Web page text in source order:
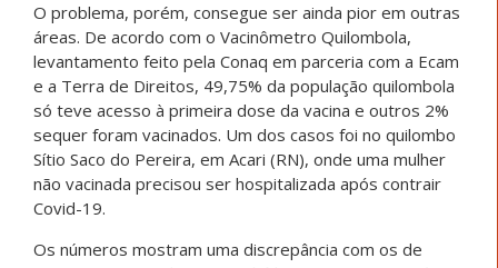
O problema, porém, consegue ser ainda pior em outras
áreas. De acordo com o Vacinômetro Quilombola,
levantamento feito pela Conaq em parceria com a Ecam
e a Terra de Direitos, 49,75% da população quilombola
só teve acesso à primeira dose da vacina e outros 2%
sequer foram vacinados. Um dos casos foi no quilombo
Sítio Saco do Pereira, em Acari (RN), onde uma mulher
não vacinada precisou ser hospitalizada após contrair
Covid-19.
Os números mostram uma discrepância com os de